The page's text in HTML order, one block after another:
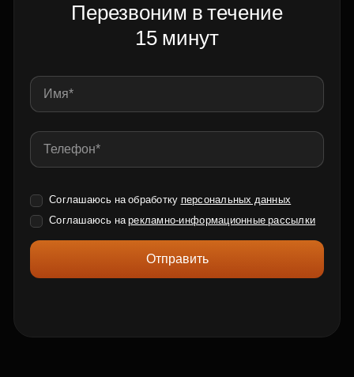
Перезвоним в течение
15 минут
Соглашаюсь на обработку персональных данных
Соглашаюсь нарекламно-информационные рассылки
Отправить